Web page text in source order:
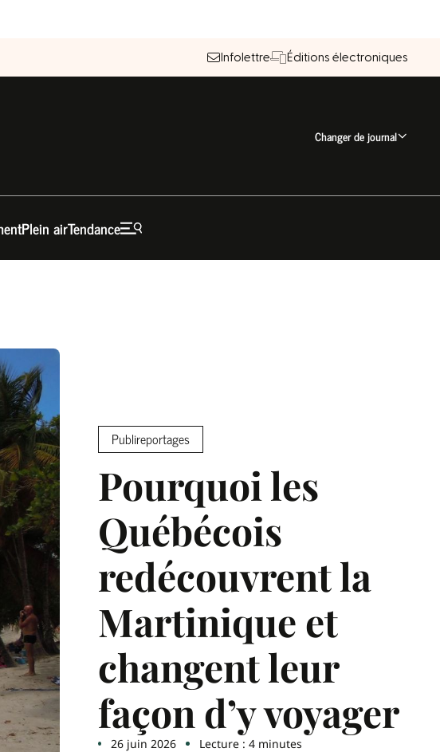
Infolettre Éditions électroniques
Changer de journal
Plein airTendance
Publireportages
Pourquoi les
Québécois
redécouvrent la
Martinique et
changent leur
façon d’y voyager
26 juin 2026 Lecture : 4 minutes